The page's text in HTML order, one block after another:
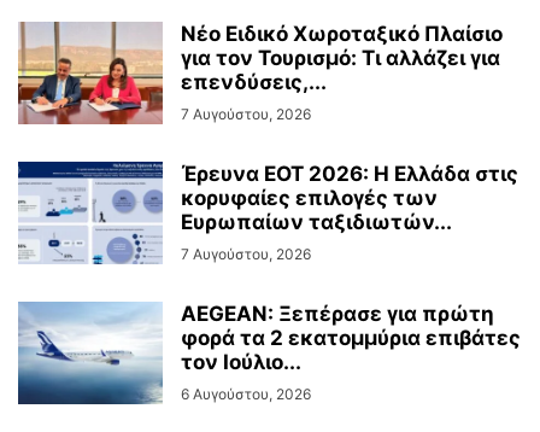
Νέο Ειδικό Χωροταξικό Πλαίσιο
για τον Τουρισμό: Τι αλλάζει για
επενδύσεις,...
7 Αυγούστου, 2026
Έρευνα ΕΟΤ 2026: Η Ελλάδα στις
κορυφαίες επιλογές των
Ευρωπαίων ταξιδιωτών...
7 Αυγούστου, 2026
AEGEAN: Ξεπέρασε για πρώτη
φορά τα 2 εκατομμύρια επιβάτες
τον Ιούλιο...
6 Αυγούστου, 2026